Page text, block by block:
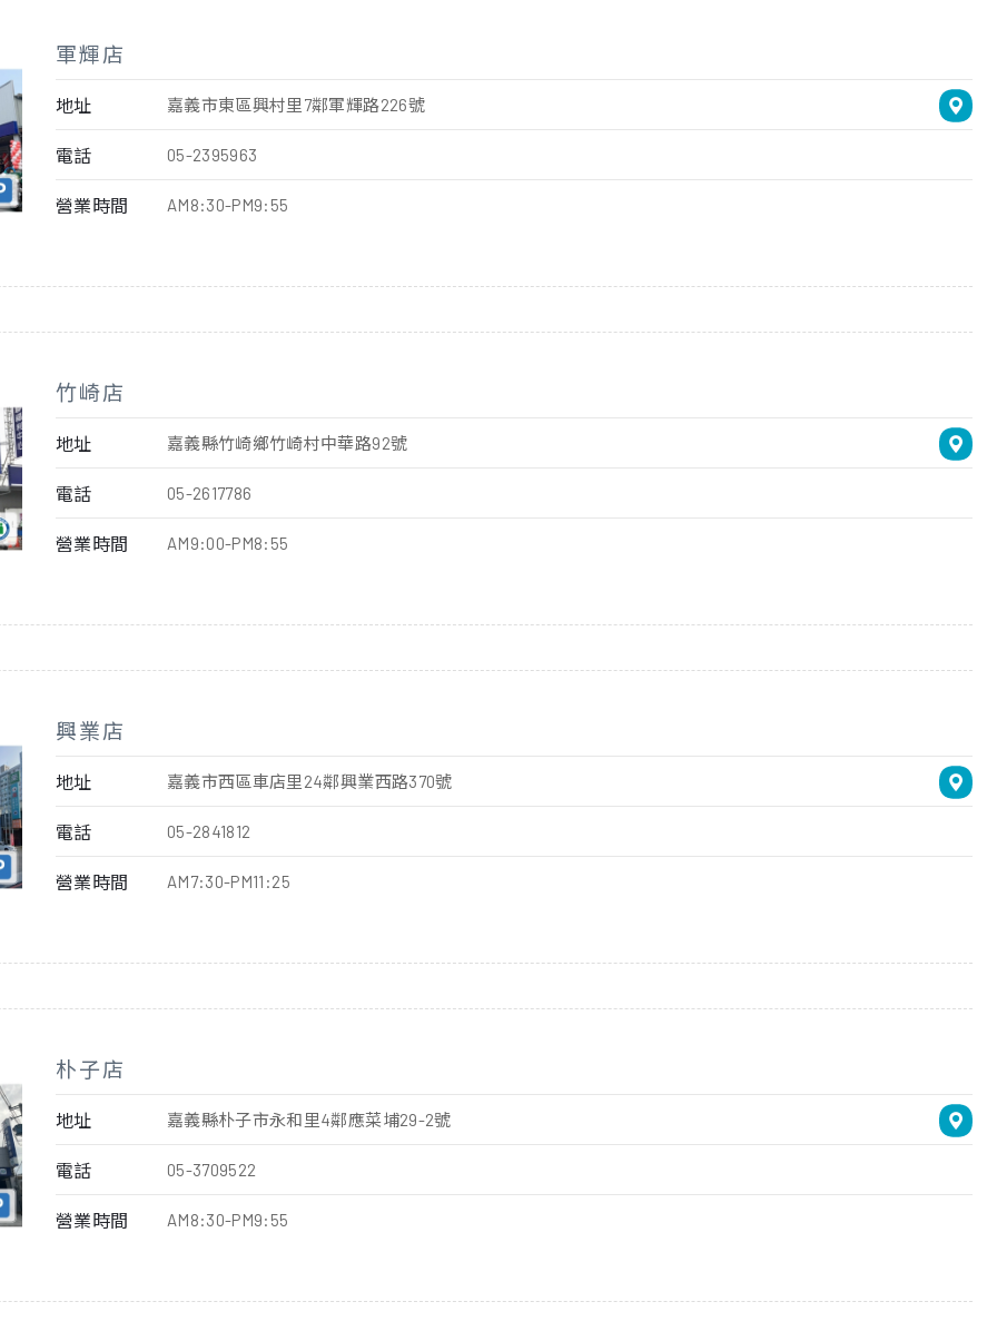
軍輝店
營業時間 AM8:30-PM9:55
電話 05-2395963
地址 嘉義市東區興村里7鄰軍輝路226號
竹崎店
營業時間 AM9:00-PM8:55
電話 05-2617786
地址 嘉義縣竹崎鄉竹崎村中華路92號
興業店
營業時間 AM7:30-PM11:25
電話 05-2841812
地址 嘉義市西區車店里24鄰興業西路370號
朴子店
營業時間 AM8:30-PM9:55
電話 05-3709522
地址 嘉義縣朴子市永和里4鄰應菜埔29-2號